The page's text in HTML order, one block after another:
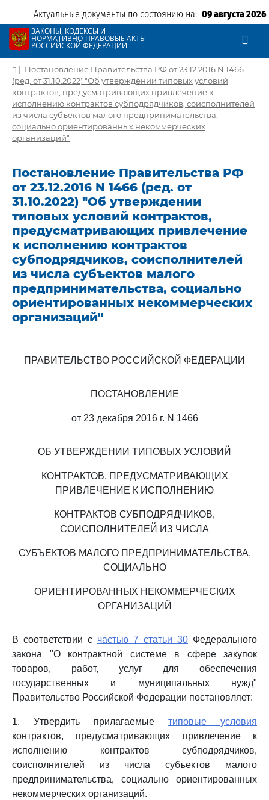
Актуальные документы по состоянию на: 09 августа 2026
ЗАКОНЫ, КОДЕКСЫ И
НОРМАТИВНО-ПРАВОВЫЕ АКТЫ
РОССИЙСКОЙ ФЕДЕРАЦИИ
| Постановление Правительства РФ от 23.12.2016 N 1466
(ред. от 31.10.2022) "Об утверждении типовых условий
контрактов, предусматривающих привлечение к
исполнению контрактов субподрядчиков, соисполнителей
из числа субъектов малого предпринимательства,
социально ориентированных некоммерческих
организаций"
Постановление Правительства РФ
от 23.12.2016 N 1466 (ред. от
31.10.2022) "Об утверждении
типовых условий контрактов,
предусматривающих привлечение
к исполнению контрактов
субподрядчиков, соисполнителей
из числа субъектов малого
предпринимательства, социально
ориентированных некоммерческих
организаций"
ПРАВИТЕЛЬСТВО РОССИЙСКОЙ ФЕДЕРАЦИИ
ПОСТАНОВЛЕНИЕ
от 23 декабря 2016 г. N 1466
ОБ УТВЕРЖДЕНИИ ТИПОВЫХ УСЛОВИЙ
КОНТРАКТОВ, ПРЕДУСМАТРИВАЮЩИХ
ПРИВЛЕЧЕНИЕ К ИСПОЛНЕНИЮ
КОНТРАКТОВ СУБПОДРЯДЧИКОВ,
СОИСПОЛНИТЕЛЕЙ ИЗ ЧИСЛА
СУБЪЕКТОВ МАЛОГО ПРЕДПРИНИМАТЕЛЬСТВА,
СОЦИАЛЬНО
ОРИЕНТИРОВАННЫХ НЕКОММЕРЧЕСКИХ
ОРГАНИЗАЦИЙ
В соответствии с частью 7 статьи 30 Федерального
закона "О контрактной системе в сфере закупок
товаров, работ, услуг для обеспечения
государственных и муниципальных нужд"
Правительство Российской Федерации постановляет:
1. Утвердить прилагаемые типовые условия
контрактов, предусматривающих привлечение к
исполнению контрактов субподрядчиков,
соисполнителей из числа субъектов малого
предпринимательства, социально ориентированных
некоммерческих организаций.